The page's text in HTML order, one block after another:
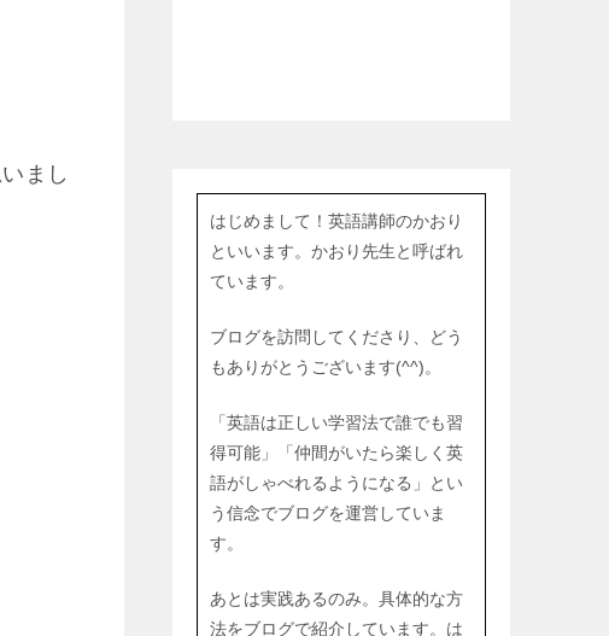
まし
はじめまして！英語講師のかおり
といいます。かおり先生と呼ばれ
ています。
ブログを訪問してくださり、どう
もありがとうございます(^^)。
「英語は正しい学習法で誰でも習
得可能」「仲間がいたら楽しく英
語がしゃべれるようになる」とい
う信念でブログを運営していま
す。
あとは実践あるのみ。具体的な方
法をブログで紹介しています。は